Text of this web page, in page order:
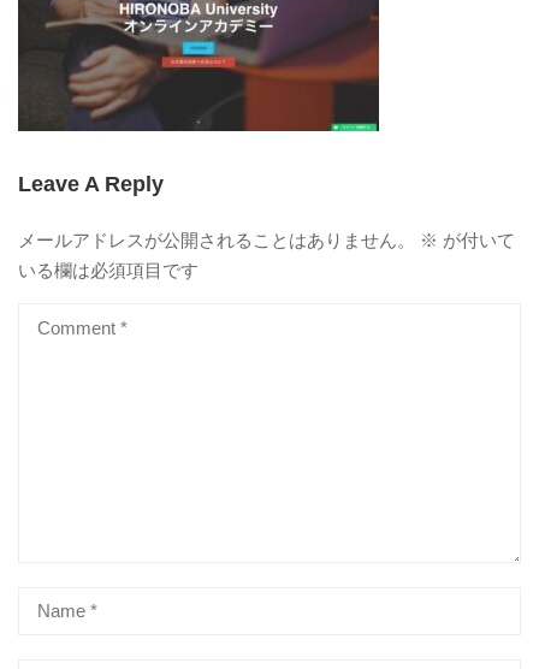
Leave A Reply
メールアドレスが公開されることはありません。 ※ が付いて
いる欄は必須項目です